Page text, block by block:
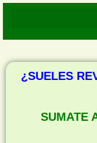
¿SUELES
SUMATE